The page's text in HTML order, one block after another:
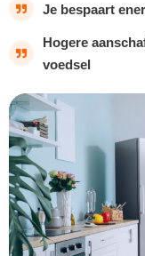
Je bespaart
Hogere
voedsel